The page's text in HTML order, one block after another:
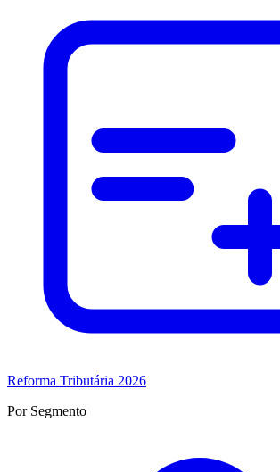
Reforma Tributária 2026
Por Segmento